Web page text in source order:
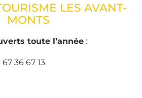
LES AVANT-
MONTS
toute l’année :
36 67 13